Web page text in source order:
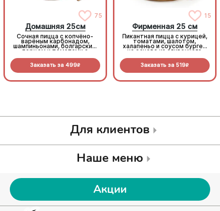
75
Домашняя 25см
Сочная пицца с копчёно-
варёным карбонадом,
шампиньонами, болгарским
перцем и томатами с
Заказать за 499R
15
Фирменная 25 см
Пикантная пицца с курицей,
томатами, шалотом,
халапеньо и соусом бургер
на основе из сливочного
Заказать за 519R
Для клиентов
Наше меню
Акции